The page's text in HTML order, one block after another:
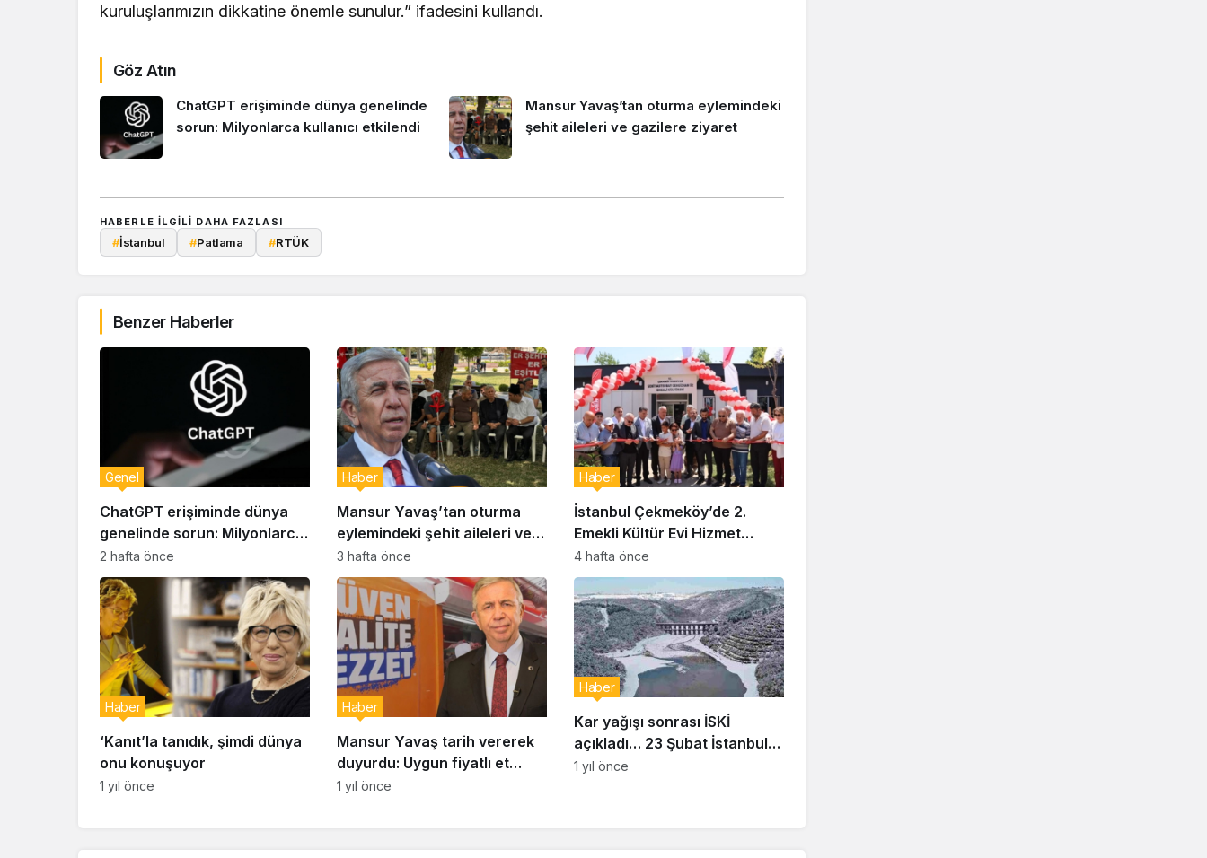
kuruluşlarımızın dikkatine önemle sunulur.” ifadesini kullandı.
Göz Atın
ChatGPT erişiminde dünya genelinde
sorun: Milyonlarca kullanıcı etkilendi
Mansur Yavaş’tan oturma eylemindeki
şehit aileleri ve gazilere ziyaret
HABERLE ILGILI DAHA FAZLASI
#İstanbul #Patlama #RTÜK
Benzer Haberler
ChatGPT erişiminde dünya
genelinde sorun: Milyonlarca
kullanıcı etkilendi
Genel
2 hafta önce
Mansur Yavaş’tan oturma
eylemindeki şehit aileleri ve
gazilere ziyaret
Haber
3 hafta önce
İstanbul Çekmeköy’de 2.
Emekli Kültür Evi Hizmet
Vermeye Başladı
Haber
4 hafta önce
‘Kanıt’la tanıdık, şimdi dünya
onu konuşuyor
Haber
1 yıl önce
Mansur Yavaş tarih vererek
duyurdu: Uygun fiyatlı et
satışı başlıyor
Haber
1 yıl önce
Kar yağışı sonrası İSKİ
açıkladı… 23 Şubat İstanbul
baraj doluluk oranı yüzde
Haber
1 yıl önce